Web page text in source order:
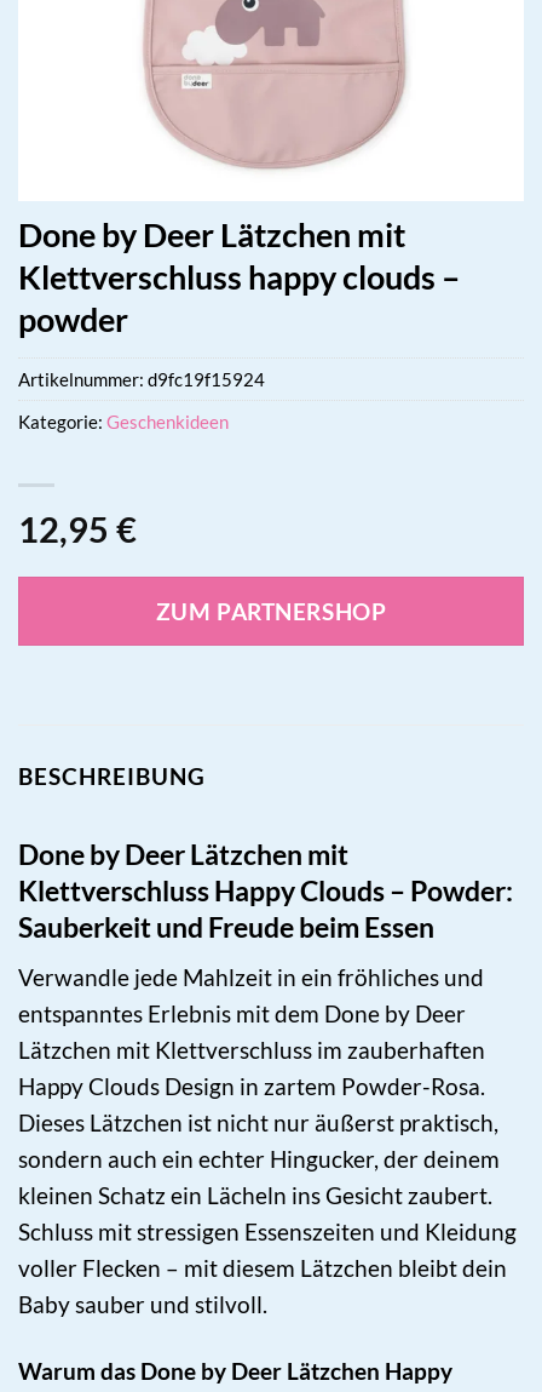
Done by Deer Lätzchen mit
Klettverschluss happy clouds –
powder
12,95 €
ZUM PARTNERSHOP
Artikelnummer: d9fc19f15924
Kategorie: Geschenkideen
BESCHREIBUNG
Done by Deer Lätzchen mit
Klettverschluss Happy Clouds – Powder:
Sauberkeit und Freude beim Essen
Verwandle jede Mahlzeit in ein fröhliches und
entspanntes Erlebnis mit dem Done by Deer
Lätzchen mit Klettverschluss im zauberhaften
Happy Clouds Design in zartem Powder-Rosa.
Dieses Lätzchen ist nicht nur äußerst praktisch,
sondern auch ein echter Hingucker, der deinem
kleinen Schatz ein Lächeln ins Gesicht zaubert.
Schluss mit stressigen Essenszeiten und Kleidung
voller Flecken – mit diesem Lätzchen bleibt dein
Baby sauber und stilvoll.
Warum das Done by Deer Lätzchen Happy